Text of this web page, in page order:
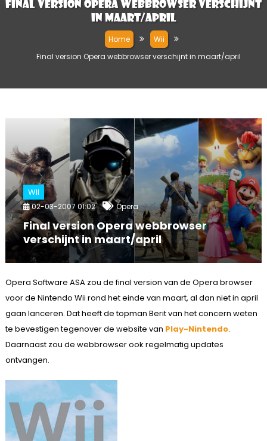
Final version Opera webbrowser verschijnt
in maart/april
Home
Wii
Final version Opera webbrowser verschijnt in maart/april
WII
02-03-2007 01:02 Opera
Final version Opera webbrowser
verschijnt in maart/april
Opera Software ASA zou de final version van de Opera browser
voor de Nintendo Wii rond het einde van maart, al dan niet in april
gaan lanceren. Dat heeft de topman Berit van het concern weten
te bevestigen tegenover de website van Play-Nintendo.
Daarnaast zou de webbrowser ook regelmatig updates
ontvangen.